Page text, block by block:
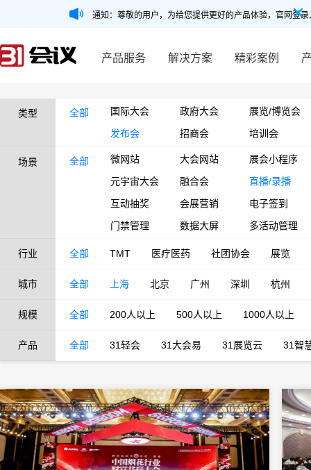
通知：尊敬的用户，为给您提供更好的产品体验，官网登
产品服务 解决方案 精彩案例
类型 全部 国际大会 政府大会
展览/博览会
发布会
招商会 培训会
场景 全部 微网站 大会网站
展会小程序
元宇宙大会
融合会
直播/录播
互动抽奖
会展营销
电子签到
门禁管理
数据大屏 多活动管理
行业 全部 TMT 医疗医药 社团协会 展览
城市 全部 上海 北京 广州 深圳 杭州
规模 全部 200人以上 500人以上 1000人以上
产品 全部 31轻会 31大会易 31展览云 31智